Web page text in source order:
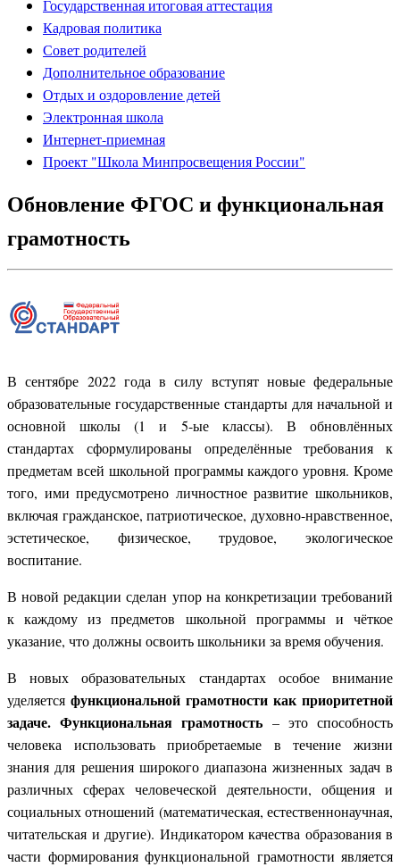
Государственная итоговая аттестация
Кадровая политика
Совет родителей
Дополнительное образование
Отдых и оздоровление детей
Электронная школа
Интернет-приемная
Проект "Школа Минпросвещения России"
Обновление ФГОС и функциональная
грамотность
В сентябре 2022 года в силу вступят новые федеральные
образовательные государственные стандарты для начальной и
основной школы (1 и 5-ые классы). В обновлённых
стандартах сформулированы определённые требования к
предметам всей школьной программы каждого уровня. Кроме
того, ими предусмотрено личностное развитие школьников,
включая гражданское, патриотическое, духовно-нравственное,
эстетическое, физическое, трудовое, экологическое
воспитание.
В новой редакции сделан упор на конкретизации требований
к каждому из предметов школьной программы и чёткое
указание, что должны освоить школьники за время обучения.
В новых образовательных стандартах особое внимание
уделяется функциональной грамотности как приоритетной
задаче. Функциональная грамотность – это способность
человека использовать приобретаемые в течение жизни
знания для решения широкого диапазона жизненных задач в
различных сферах человеческой деятельности, общения и
социальных отношений (математическая, естественнонаучная,
читательская и другие). Индикатором качества образования в
части формирования функциональной грамотности является